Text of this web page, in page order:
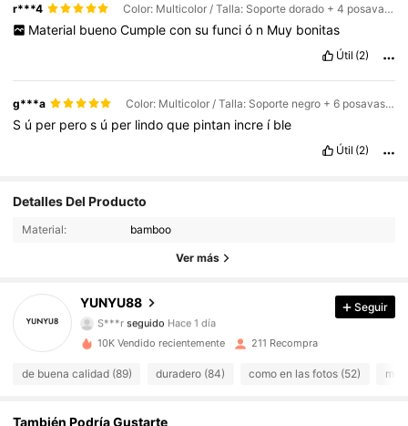
r***4 Color: Multicolor / Talla: Soporte dorado + 4 posavasos
Material bueno Cumple con su funci ó n Muy bonitas
Útil (2)
g***a Color: Multicolor / Talla: Soporte negro + 6 posavasos
S ú per peros ú per lindoque pintan incre í ble
Útil (2)
Detalles Del Producto
Material: bamboo
Ver más
YUNYU88
4,80 96 Seguidores
96 Seguidores
4,80 96 Seguidores
4,80
Seguir
10K Vendido recientemente 211 Recompra
de buena calidad (89) duradero (84) como en las fotos (52)
También Podría Gustarte